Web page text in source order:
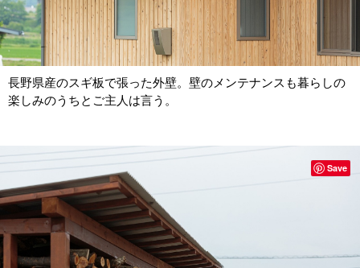
長野県産のスギ板で張った外壁。壁のメンテナンスも暮らしの
楽しみのうちとご主人は言う。
Save